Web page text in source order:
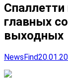
главных
выходных
NewsFind